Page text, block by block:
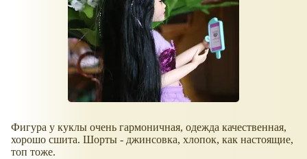
Фигура у куклы очень гармоничная, одежда качественная,
хорошо сшита. Шорты - джинсовка, хлопок, как настоящие,
топ тоже.